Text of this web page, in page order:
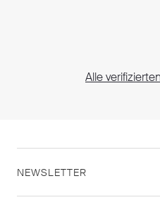
Alle
NEWSLETTER